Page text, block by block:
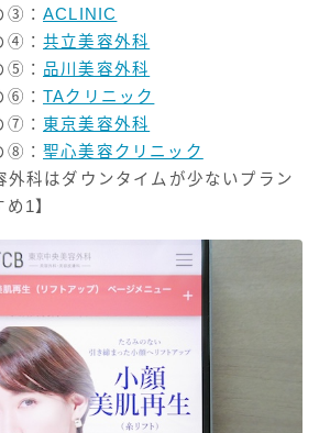
③： ACLINIC
④： 共立美容外科
⑤： 品川美容外科
⑥： TAクリニック
⑦： 東京美容外科
⑧： 聖心美容クリニック
外科はダウンタイムが少ないプラン
1】